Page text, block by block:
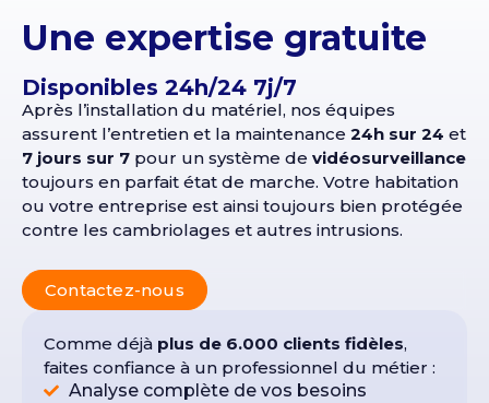
Comme déjà plus de 6.000 clients fidèles,
faites confiance à un professionnel du métier :
Analyse complète de vos besoins
Une expertise gratuite
Disponibles 24h/24 7j/7
Après l’installation du matériel, nos équipes
assurent l’entretien et la maintenance 24h sur 24 et
7 jours sur 7 pour un système de vidéosurveillance
toujours en parfait état de marche. Votre habitation
ou votre entreprise est ainsi toujours bien protégée
contre les cambriolages et autres intrusions.
Contactez-nous